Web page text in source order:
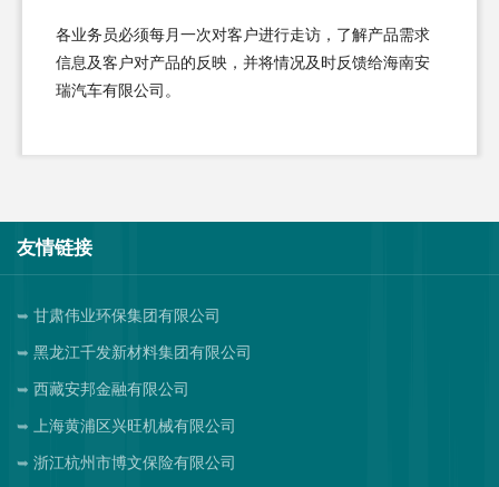
各业务员必须每月一次对客户进行走访，了解产品需求
信息及客户对产品的反映，并将情况及时反馈给海南安
瑞汽车有限公司。
友情链接
甘肃伟业环保集团有限公司
黑龙江千发新材料集团有限公司
西藏安邦金融有限公司
上海黄浦区兴旺机械有限公司
浙江杭州市博文保险有限公司